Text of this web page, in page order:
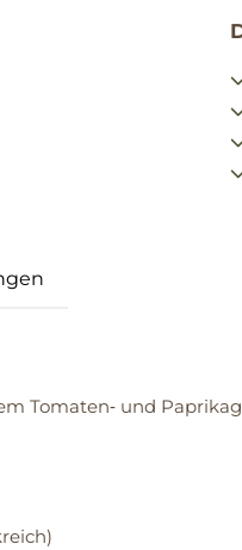
Tomaten‑ und